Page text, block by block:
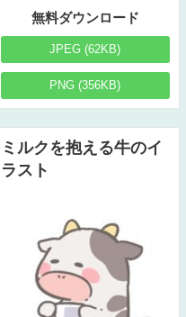
無料ダウンロード
JPEG (62KB)
PNG (356KB)
ミルクを抱える牛のイ
ラスト